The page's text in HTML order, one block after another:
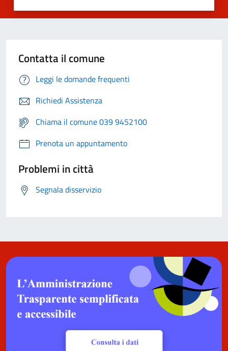
Contatta il comune
Leggi le domande frequenti
Richiedi Assistenza
Chiama il comune 039 9452100
Prenota un appuntamento
Problemi in città
Segnala disservizio